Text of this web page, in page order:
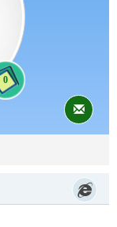
0